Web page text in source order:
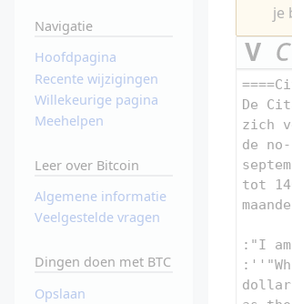
je
Navigatie
Hoofdpagina
Recente wijzigingen
Willekeurige pagina
Meehelpen
Leer over Bitcoin
Algemene informatie
Veelgestelde vragen
Dingen doen met BTC
Opslaan